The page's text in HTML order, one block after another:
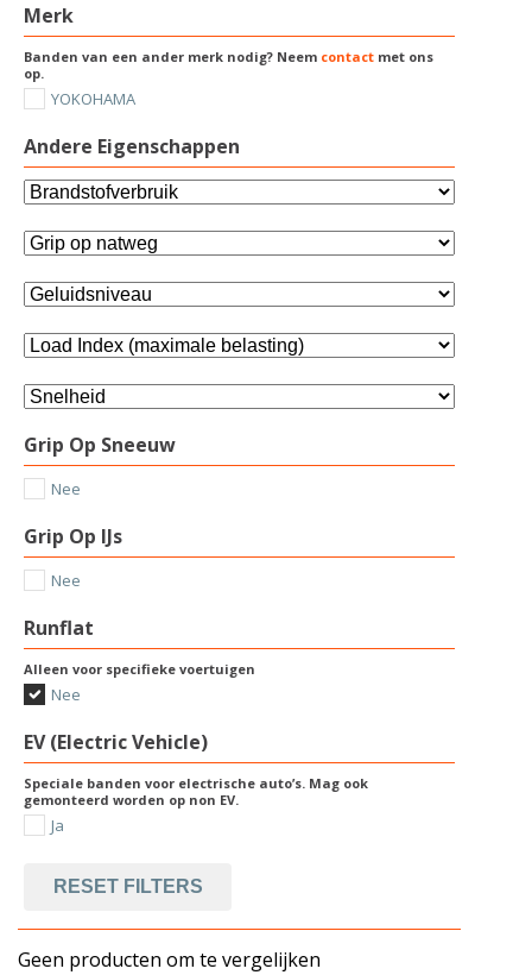
Merk
Banden van een ander merk nodig? Neem contact met ons
op.
YOKOHAMA
Andere Eigenschappen
Grip Op Sneeuw
Nee
Grip Op IJs
Nee
Runflat
Alleen voor specifieke voertuigen
Nee
EV (Electric Vehicle)
Speciale banden voor electrische auto’s. Mag ook
gemonteerd worden op non EV.
Ja
RESET FILTERS
Geen producten om te vergelijken